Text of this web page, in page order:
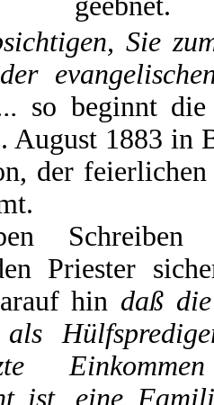
Sie
so beginnt
August 1883 in
der
Priester
hin daß
als
ist, eine